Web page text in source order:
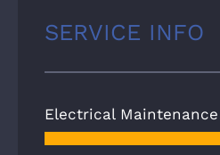
SERVICE INFO
Electrical Maintenance